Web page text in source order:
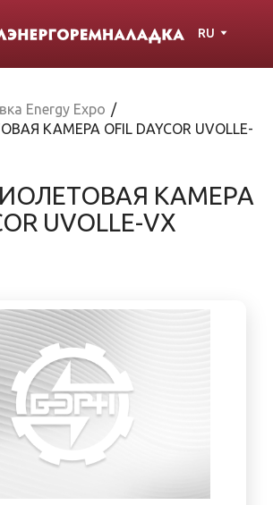
RU
Energy Expo /
КАМЕРА OFIL DAYCOR UVOLLE-
КАМЕРА
UVOLLE-VX